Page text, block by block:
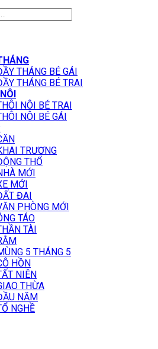
THÁNG BÉ GÁI
THÁNG BÉ TRAI
NÔI BÉ TRAI
NÔI BÉ GÁI
TRƯƠNG
THỔ
MỚI
MỚI
ĐAI
PHÒNG MỚI
TÁO
TÀI
5 THÁNG 5
HỒN
NIÊN
THỪA
NĂM
NGHỀ